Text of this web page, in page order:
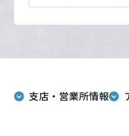
支店・営業所情報
東京都
担当